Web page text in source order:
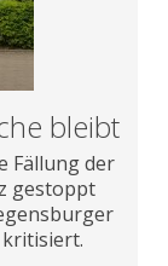
bleibt
Fällung der
gestoppt